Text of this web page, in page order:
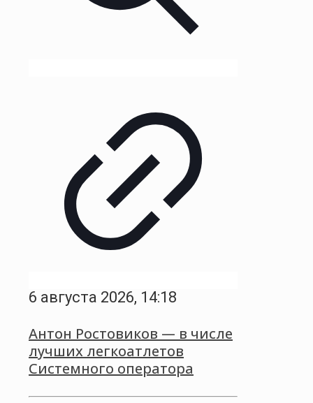
6 августа 2026, 14:18
Антон Ростовиков — в числе
лучших легкоатлетов
Системного оператора